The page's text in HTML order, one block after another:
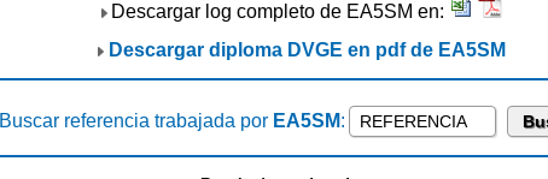
Descargar log completo de EA5SM en:
Descargar diploma DVGE en pdf de EA5SM
Buscar referencia trabajada por EA5SM: